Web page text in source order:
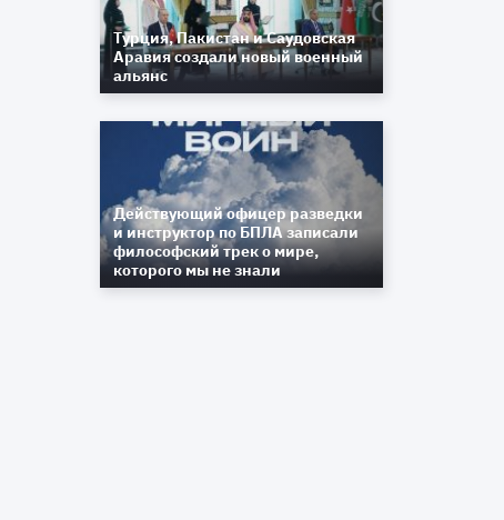
Турция, Пакистан и Саудовская
Аравия создали новый военный
альянс
Действующий офицер разведки
и инструктор по БПЛА записали
философский трек о мире,
которого мы не знали